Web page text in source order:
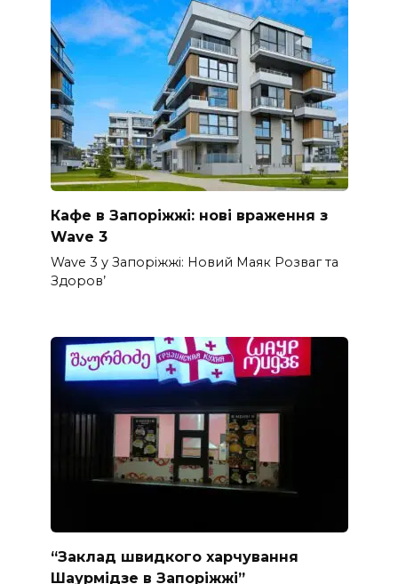
Кафе в Запоріжжі: нові враження з
Wave 3
Wave 3 у Запоріжжі: Новий Маяк Розваг та
Здоров’
“Заклад швидкого харчування
Шаурмідзе в Запоріжжі”